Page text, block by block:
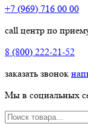
+7 (969) 716 00 00
call центр по
8 (800) 222-21-52
заказать звонок
Мы в социальных